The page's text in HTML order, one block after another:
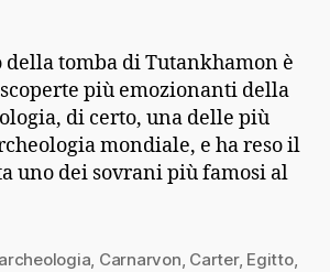
tomba di Tutankhamon è
più emozionanti della
di certo, una delle più
mondiale, e ha reso il
uno dei sovrani più famosi al
archeologia, Carnarvon, Carter, Egitto,